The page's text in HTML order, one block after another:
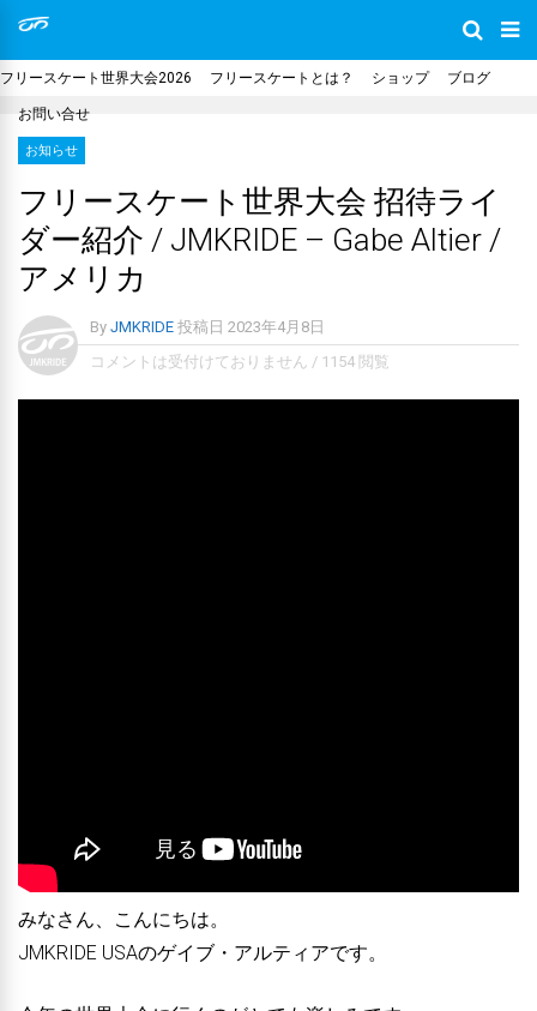
フリースケート世界大会2026 フリースケートとは？ ショップ ブログ
お問い合せ
お知らせ
フリースケート世界大会 招待ライ
ダー紹介 / JMKRIDE – Gabe Altier /
アメリカ
By JMKRIDE 投稿日 2023年4月8日
コメントは受付けておりません / 1154 閲覧
みなさん、こんにちは。
JMKRIDE USAのゲイブ・アルティアです。